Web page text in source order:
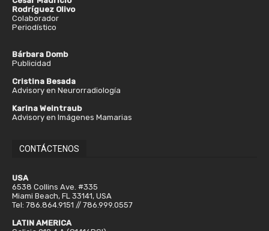
Rodríguez Olivo
Colaborador
Periodístico
Bárbara Domb
Publicidad
Cristina Besada
Advisory en Neurorradiología
Karina Weintraub
Advisory en Imágenes Mamarias
CONTÁCTENOS
USA
6538 Collins Ave. #335
Miami Beach, FL 33141, USA
Tel: 786.864.9151 // 786.999.0557
LATIN AMERICA